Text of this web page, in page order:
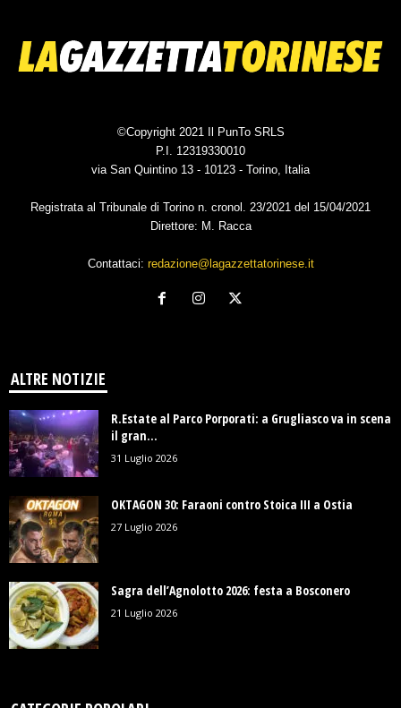
©Copyright 2021 Il PunTo SRLS
P.I. 12319330010
via San Quintino 13 - 10123 - Torino, Italia
Registrata al Tribunale di Torino n. cronol. 23/2021 del 15/04/2021
Direttore: M. Racca
Contattaci: redazione@lagazzettatorinese.it
ALTRE NOTIZIE
R.Estate al Parco Porporati: a Grugliasco va in scena
il gran...
31 Luglio 2026
OKTAGON 30: Faraoni contro Stoica III a Ostia
27 Luglio 2026
Sagra dell’Agnolotto 2026: festa a Bosconero
21 Luglio 2026